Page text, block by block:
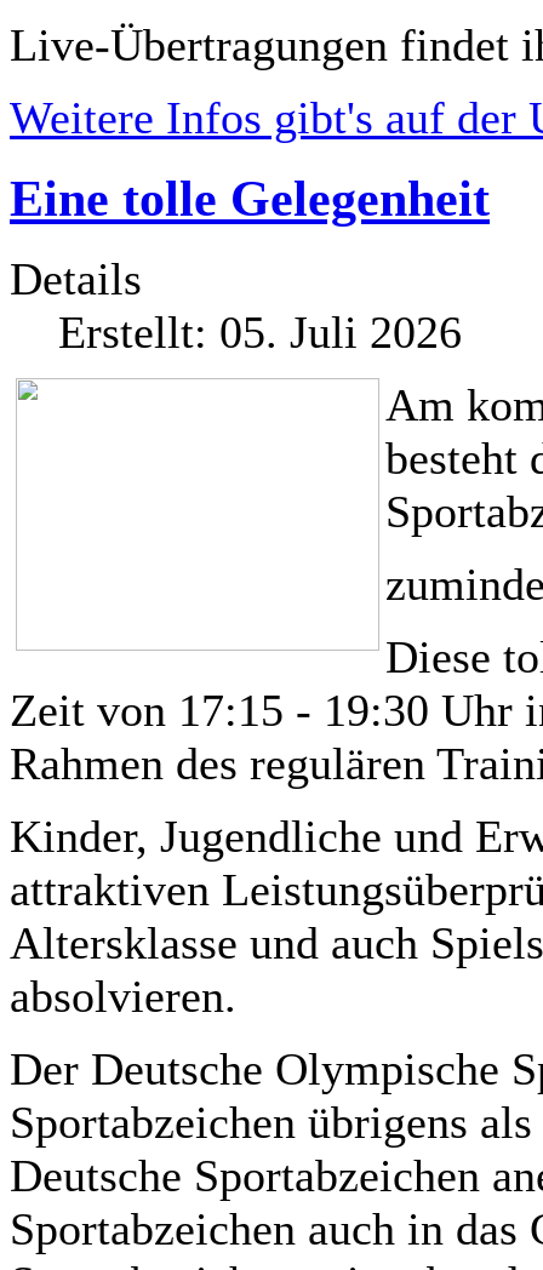
Live-Übertragungen findet
Weitere Infos gibt's auf der
Eine tolle Gelegenheit
Details
Erstellt: 05. Juli 2026
Am
besteht
Diese
Zeit von 17:15 - 19:30 Uhr
Rahmen des regulären
Kinder, Jugendliche und
attraktiven
Altersklasse und auch
absolvieren.
Der Deutsche Olympische
Sportabzeichen übrigens
Deutsche Sportabzeichen
Sportabzeichen auch in das